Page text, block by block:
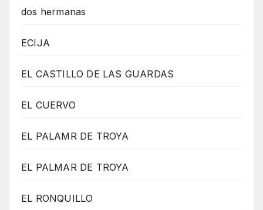
dos hermanas
ECIJA
EL CASTILLO DE LAS GUARDAS
EL CUERVO
EL PALAMR DE TROYA
EL PALMAR DE TROYA
EL RONQUILLO